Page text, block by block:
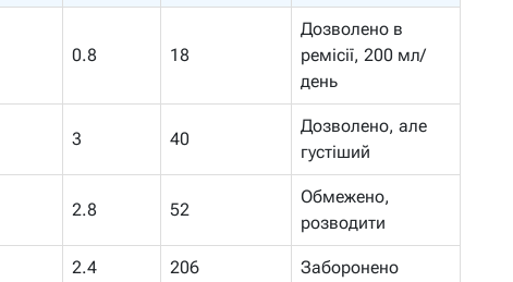
0.8 18
Дозволено в
ремісії, 200 мл/
день
3 40
Дозволено, але
густіший
2.8 52
Обмежено,
розводити
2.4 206 Заборонено